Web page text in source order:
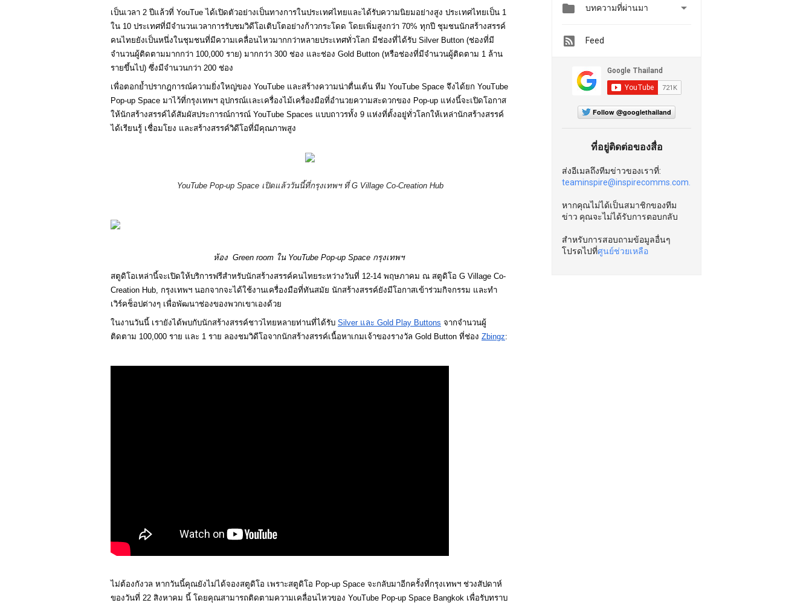
เป็นเวลา 2 ปีแล้วที่ YouTue ได้เปิดตัวอย่างเป็นทางการในประเทศไทยและได้รับความนิยมอย่างสูง ประเทศไทยเป็น 1
ใน 10 ประเทศที่มีจำนวนเวลาการรับชมวิดีโอเติบโตอย่างก้าวกระโดด โดยเพิ่มสูงกว่า 70% ทุกปี ชุมชนนักสร้างสรรค์
คนไทยยังเป็นหนึ่งในชุมชนที่มีความเคลื่อนไหวมากกว่าหลายประเทศทั่วโลก มีช่องที่ได้รับ Silver Button (ช่องที่มี
จำนวนผู้ติดตามมากกว่า 100,000 ราย) มากกว่า 300 ช่อง และช่อง Gold Button (หรือช่องที่มีจำนวนผู้ติดตาม 1 ล้าน
รายขึ้นไป) ซึ่งมีจำนวนกว่า 200 ช่อง
เพื่อตอกย้ำปรากฎการณ์ความยิ่งใหญ่ของ YouTube และสร้างความน่าตื่นเต้น ทีม YouTube Space จึงได้ยก YouTube
Pop-up Space มาไว้ที่กรุงเทพฯ อุปกรณ์เเละเครื่องไม้เครื่องมือที่อำนวยความสะดวกของ Pop-up แห่งนี้จะเปิดโอกาส
ให้นักสร้างสรรค์ได้สัมผัสประการณ์การณ์ YouTube Spaces แบบถาวรทั้ง 9 แห่งที่ตั้งอยู่ทั่วโลกให้เหล่านักสร้างสรรค์
ได้เรียนรู้ เชื่อมโยง และสร้างสรรค์วิดีโอที่มีคุณภาพสูง
YouTube Pop-up Space เปิดแล้ววันนี้ที่กรุงเทพฯ ที่ G Village Co-Creation Hub
ห้อง  Green room ใน YouTube Pop-up Space กรุงเทพฯ
สตูดิโอเหล่านี้จะเปิดให้บริการฟรีสำหรับนักสร้างสรรค์คนไทยระหว่างวันที่ 12-14 พฤษภาคม ณ สตูดิโอ G Village Co-
Creation Hub, กรุงเทพฯ นอกจากจะได้ใช้งานเครื่องมือที่ทันสมัย นักสร้างสรรค์ยังมีโอกาสเข้าร่วมกิจกรรม และทำ
เวิร์คช็อปต่างๆ เพื่อพัฒนาช่องของพวกเขาเองด้วย
ในงานวันนี้ เรายังได้พบกับนักสร้างสรรค์ชาวไทยหลายท่านที่ได้รับ Silver และ Gold Play Buttons จากจำนวนผู้
ติดตาม 100,000 ราย และ 1 ราย ลองชมวิดีโอจากนักสร้างสรรค์เนื้อหาเกมเจ้าของรางวัล Gold Button ที่ช่อง Zbingz:
ไม่ต้องกังวล หากวันนี้คุณยังไม่ได้จองสตูดิโอ เพราะสตูดิโอ Pop-up Space จะกลับมาอีกครั้งที่กรุงเทพฯ ช่วงสัปดาห์
ของวันที่ 22 สิงหาคม นี้ โดยคุณสามารถติดตามความเคลื่อนไหวของ YouTube Pop-up Space Bangkok เพื่อรับทราบ
 บทความที่ผ่านมา 
Feed
Follow @googlethailand
ที่อยู่ติดต่อของสื่อ
ส่งอีเมลถึงทีมข่าวของเราที่:
teaminspire@inspirecomms.com.
หากคุณไม่ได้เป็นสมาชิกของทีม
ข่าว คุณจะไม่ได้รับการตอบกลับ
สำหรับการสอบถามข้อมูลอื่นๆ
โปรดไปที่ศูนย์ช่วยเหลือ